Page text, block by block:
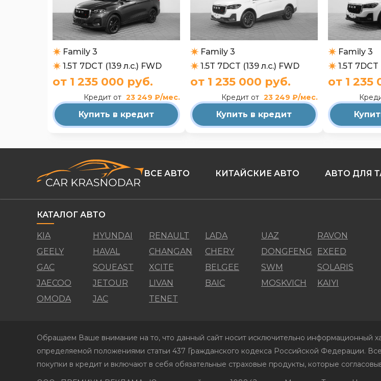
Family 3
1.5T 7DCT (139 л.с.) FWD
от 1 235 000 руб.
Кредит от 23 249 ₽/мес.
Купить в кредит
Family 3
1.5T 7DCT (139 л.с.) FWD
от 1 235 000 руб.
Кредит от 23 249 ₽/мес.
Купить в кредит
Family 3
1.5T 7DCT
от 1 235
ВСЕ АВТО КИТАЙСКИЕ АВТО АВТО ДЛЯ
КАТАЛОГ АВТО
KIA HYUNDAI RENAULT LADA UAZ
RAVON
GEELY
HAVAL CHANGAN CHERY DONGFENG
EXEED
GAC
SOUEAST XCITE BELGEE SWM
SOLARIS
JAECOO
JETOUR LIVAN BAIC MOSKVICH
KAIYI
OMODA
JAC TENET
Обращаем Ваше внимание на то, что данный сайт носит исключительно информационный
определяемой положениями статьи 437 Гражданского кодекса Российской Федерации.
покупки в кредит и включают в себя обязательные страховые продукты, которые